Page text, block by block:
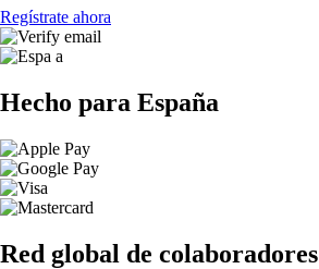
Regístrate ahora
Hecho para España
Red global de colaboradores